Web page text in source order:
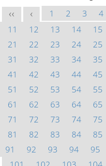
<< < 1 2 3 4
11
12 13 14 15
21
22 23 24 25
31
32 33 34 35
41
42 43 44 45
51
52 53 54 55
61
62 63 64 65
71
72 73 74 75
81
82 83 84 85
91
92 93 94 95